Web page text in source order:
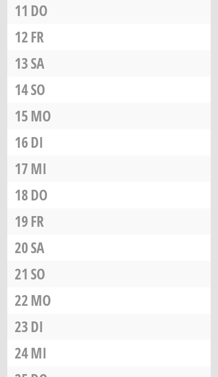
11 DO
12FR
13SA
14SO
15MO
16DI
17MI
18DO
19FR
20SA
21 SO
22MO
23DI
24MI